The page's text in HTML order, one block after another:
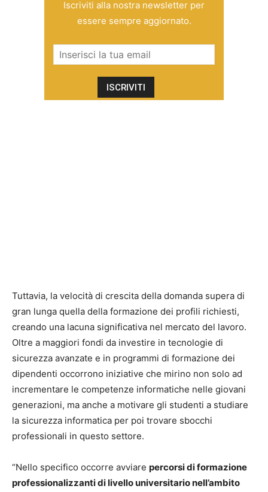
Iscriviti alla nostra newsletter per
essere sempre aggiornato.
Tuttavia, la velocità di crescita della domanda supera di
gran lunga quella della formazione dei profili richiesti,
creando una lacuna significativa nel mercato del lavoro.
Oltre a maggiori fondi da investire in tecnologie di
sicurezza avanzate e in programmi di formazione dei
dipendenti occorrono iniziative che mirino non solo ad
incrementare le competenze informatiche nelle giovani
generazioni, ma anche a motivare gli studenti a studiare
la sicurezza informatica per poi trovare sbocchi
professionali in questo settore.
“Nello specifico occorre avviare percorsi di formazione
professionalizzanti di livello universitario nell’ambito